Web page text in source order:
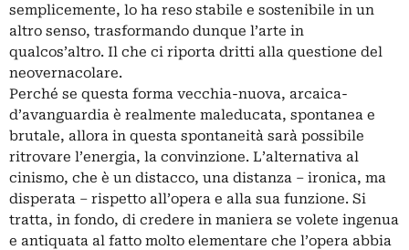
semplicemente, lo ha reso stabile e sostenibile in un
altro senso, trasformando dunque l’arte in
qualcos’altro. Il che ci riporta dritti alla questione del
neovernacolare.
Perché se questa forma vecchia-nuova, arcaica-
d’avanguardia è realmente maleducata, spontanea e
brutale, allora in questa spontaneità sarà possibile
ritrovare l’energia, la convinzione. L’alternativa al
cinismo, che è un distacco, una distanza – ironica, ma
disperata – rispetto all’opera e alla sua funzione. Si
tratta, in fondo, di credere in maniera se volete ingenua
e antiquata al fatto molto elementare che l’opera abbia